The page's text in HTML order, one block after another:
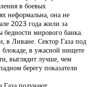
в боевых
неформальна, она не
2023 года жили за
бедности мирового банка.
в Ливане. Сектор Газа под
в ужасной нищете
выглядит лучше, чем
берегу показатели